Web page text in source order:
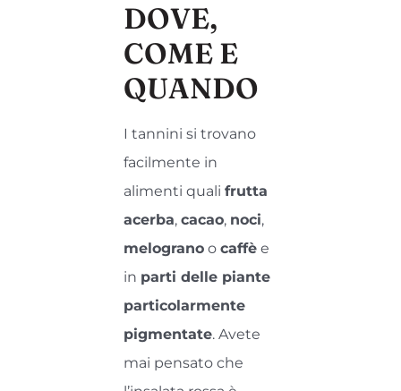
DOVE,
COME E
QUANDO
I tannini si trovano
facilmente in
alimenti quali frutta
acerba, cacao, noci,
melogranoo caffèe
in parti delle piante
particolarmente
pigmentate. Avete
mai pensato che